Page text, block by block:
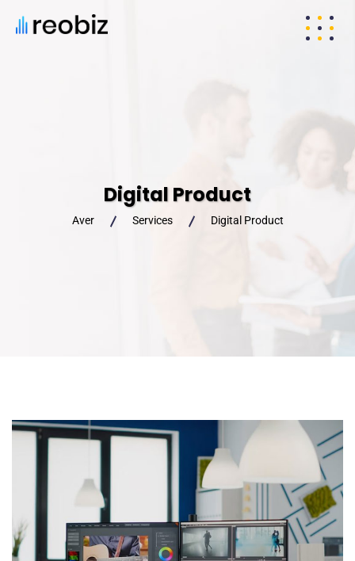
Digital Product
Aver Services Digital Product